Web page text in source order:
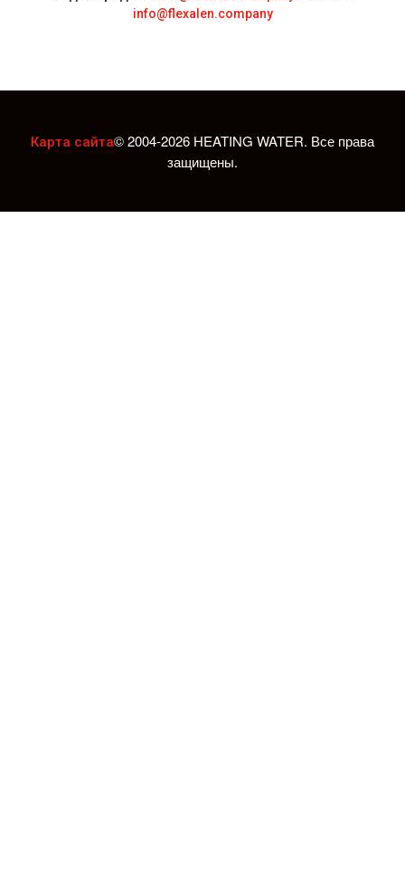
info@flexalen.company
Карта сайта© 2004-2026 HEATING WATER. Все права
защищены.